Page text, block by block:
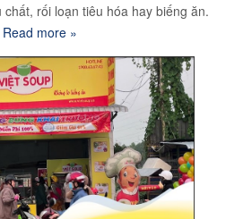
rối loạn tiêu hóa hay biếng ăn.
Read more »